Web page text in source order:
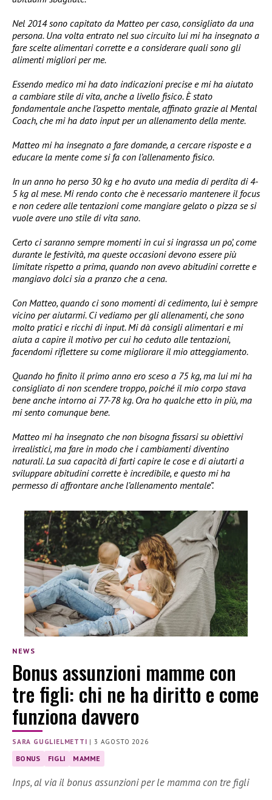
Nel 2014 sono capitato da Matteo per caso, consigliato da una
persona. Una volta entrato nel suo circuito lui mi ha insegnato a
fare scelte alimentari corrette e a considerare quali sono gli
alimenti migliori per me.
Essendo medico mi ha dato indicazioni precise e mi ha aiutato
a cambiare stile di vita, anche a livello fisico. È stato
fondamentale anche l’aspetto mentale, affinato grazie al Mental
Coach, che mi ha dato input per un allenamento della mente.
Matteo mi ha insegnato a fare domande, a cercare risposte e a
educare la mente come si fa con l’allenamento fisico.
In un anno ho perso 30 kg e ho avuto una media di perdita di 4-
5 kg al mese. Mi rendo conto che è necessario mantenere il focus
e non cedere alle tentazioni come mangiare gelato o pizza se si
vuole avere uno stile di vita sano.
Certo ci saranno sempre momenti in cui si ingrassa un po’, come
durante le festività, ma queste occasioni devono essere più
limitate rispetto a prima, quando non avevo abitudini corrette e
mangiavo dolci sia a pranzo che a cena.
Con Matteo, quando ci sono momenti di cedimento, lui è sempre
vicino per aiutarmi. Ci vediamo per gli allenamenti, che sono
molto pratici e ricchi di input. Mi dà consigli alimentari e mi
aiuta a capire il motivo per cui ho ceduto alle tentazioni,
facendomi riflettere su come migliorare il mio atteggiamento.
Quando ho finito il primo anno ero sceso a 75 kg, ma lui mi ha
consigliato di non scendere troppo, poiché il mio corpo stava
bene anche intorno ai 77-78 kg. Ora ho qualche etto in più, ma
mi sento comunque bene.
Matteo mi ha insegnato che non bisogna fissarsi su obiettivi
irrealistici, ma fare in modo che i cambiamenti diventino
naturali. La sua capacità di farti capire le cose e di aiutarti a
sviluppare abitudini corrette è incredibile, e questo mi ha
permesso di affrontare anche l’allenamento mentale”.
NEWS
Bonus assunzioni mamme con
tre figli: chi ne ha diritto e come
funziona davvero
SARA GUGLIELMETTI |3 AGOSTO 2026
BONUS FIGLI MAMME
Inps, al via il bonus assunzioni per le mamma con tre figli